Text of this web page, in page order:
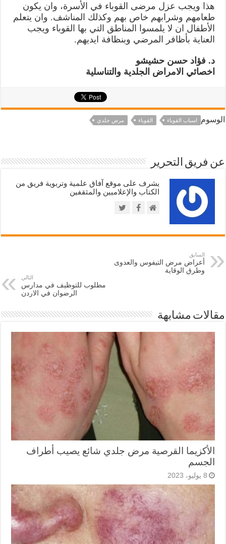
هذا ويجب عزل مرضى القوباء في الأسرة، وان يكون
طعامهم وشرابهم خاص بهم وكذلك المناشف. وان يتعلم
الأطفال ان لا يلمسوا المناطق التي بها القوباء ويجب
العناية بأظافر المرضي وبنظافة ايديهم.
د. فؤاد حسن حشیشو
اخصائي الامراض الجلدية والتناسلية
الوسوم اسباب القوباء القوباء مرض جلدي
عن فريق التحرير
يشرف على موقع آفاق علمية وتربوية فريق من
الكتاب والإعلاميين والمثقفين
السابق
أعراض مرض التيفوس والعدوى
وطرق الوقاية
التالي
مطلوب للتوظيف في مدارس
الرضوان في الاردن
مقالات مشابهة
الأكزيما القرصية مرض جلدي شائع يصيب أطراف
الجسم
8 يوليو، 2023